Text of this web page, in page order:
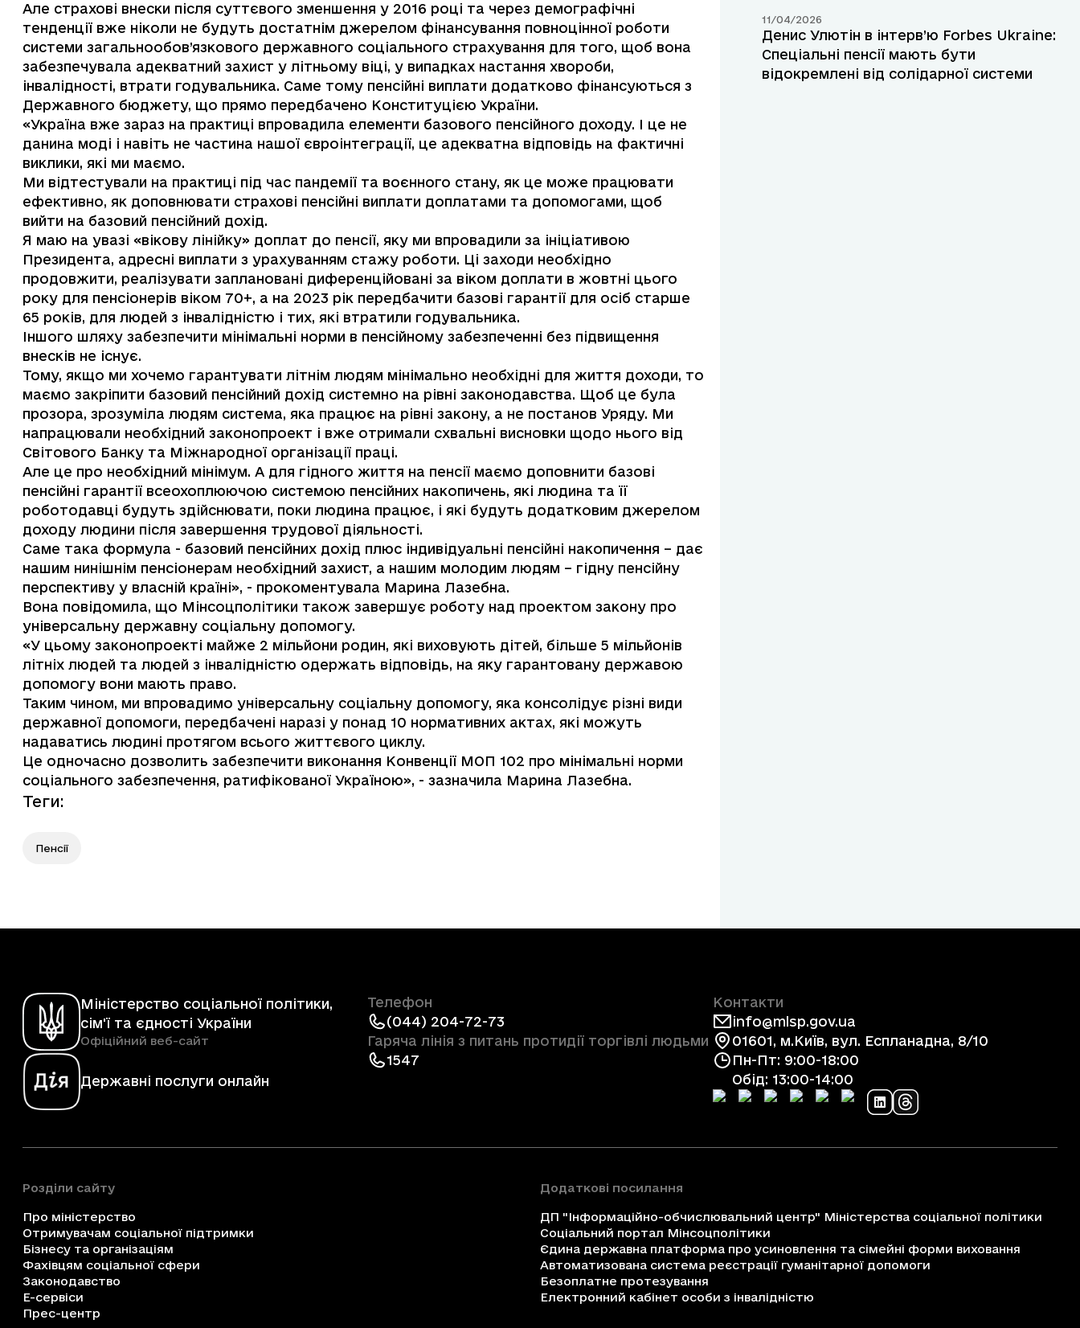
Але страхові внески після суттєвого зменшення у 2016 році та через демографічні
тенденції вже ніколи не будуть достатнім джерелом фінансування повноцінної роботи
системи загальнообов’язкового державного соціального страхування для того, щоб вона
забезпечувала адекватний захист у літньому віці, у випадках настання хвороби,
інвалідності, втрати годувальника. Саме тому пенсійні виплати додатково фінансуються з
Державного бюджету, що прямо передбачено Конституцією України.
«Україна вже зараз на практиці впровадила елементи базового пенсійного доходу. І це не
данина моді і навіть не частина нашої євроінтеграції, це адекватна відповідь на фактичні
виклики, які ми маємо.
Ми відтестували на практиці під час пандемії та воєнного стану, як це може працювати
ефективно, як доповнювати страхові пенсійні виплати доплатами та допомогами, щоб
вийти на базовий пенсійний дохід.
Я маю на увазі «вікову лінійку» доплат до пенсії, яку ми впровадили за ініціативою
Президента, адресні виплати з урахуванням стажу роботи. Ці заходи необхідно
продовжити, реалізувати заплановані диференційовані за віком доплати в жовтні цього
року для пенсіонерів віком 70+, а на 2023 рік передбачити базові гарантії для осіб старше
65 років, для людей з інвалідністю і тих, які втратили годувальника.
Іншого шляху забезпечити мінімальні норми в пенсійному забезпеченні без підвищення
внесків не існує.
Тому, якщо ми хочемо гарантувати літнім людям мінімально необхідні для життя доходи, то
маємо закріпити базовий пенсійний дохід системно на рівні законодавства. Щоб це була
прозора, зрозуміла людям система, яка працює на рівні закону, а не постанов Уряду. Ми
напрацювали необхідний законопроект і вже отримали схвальні висновки щодо нього від
Світового Банку та Міжнародної організації праці.
Але це про необхідний мінімум. А для гідного життя на пенсії маємо доповнити базові
пенсійні гарантії всеохоплюючою системою пенсійних накопичень, які людина та її
роботодавці будуть здійснювати, поки людина працює, і які будуть додатковим джерелом
доходу людини після завершення трудової діяльності.
Саме така формула - базовий пенсійних дохід плюс індивідуальні пенсійні накопичення – дає
нашим нинішнім пенсіонерам необхідний захист, а нашим молодим людям – гідну пенсійну
перспективу у власній країні», - прокоментувала Марина Лазебна.
Вона повідомила, що Мінсоцполітики також завершує роботу над проектом закону про
універсальну державну соціальну допомогу.
«У цьому законопроекті майже 2 мільйони родин, які виховують дітей, більше 5 мільйонів
літніх людей та людей з інвалідністю одержать відповідь, на яку гарантовану державою
допомогу вони мають право.
Таким чином, ми впровадимо універсальну соціальну допомогу, яка консолідує різні види
державної допомоги, передбачені наразі у понад 10 нормативних актах, які можуть
надаватись людині протягом всього життєвого циклу.
Це одночасно дозволить забезпечити виконання Конвенції МОП 102 про мінімальні норми
соціального забезпечення, ратифікованої Україною», - зазначила Марина Лазебна.
Теги:
Пенсії
11/04/2026
Денис Улютін в інтерв’ю Forbes Ukraine:
Спеціальні пенсії мають бути
відокремлені від солідарної системи
Міністерство соціальної політики,
сім'ї та єдності України
Офіційний веб-сайт
Державні послуги онлайн
Телефон
(044) 204-72-73
Гаряча лінія з питань протидії торгівлі людьми
1547
Контакти
info@mlsp.gov.ua
01601, м.Київ, вул. Еспланадна, 8/10
Пн-Пт: 9:00-18:00
Обід: 13:00-14:00
Розділи сайту
Про міністерство
Отримувачам соціальної підтримки
Бізнесу та організаціям
Фахівцям соціальної сфери
Законодавство
Е-сервіси
Прес-центр
Додаткові посилання
ДП "Інформаційно-обчислювальний центр" Міністерства соціальної політики
Соціальний портал Мінсоцполітики
Єдина державна платформа про усиновлення та сімейні форми виховання
Автоматизована система реєстрації гуманітарної допомоги
Безоплатне протезування
Електронний кабінет особи з інвалідністю